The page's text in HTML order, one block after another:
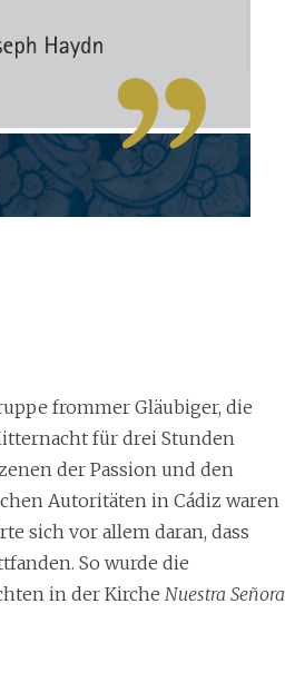
frommer Gläubiger, die
für drei Stunden
der Passion und den
Autoritäten in Cádiz waren
sich vor allem daran, dass
So wurde die
in der Kirche Nuestra Señora